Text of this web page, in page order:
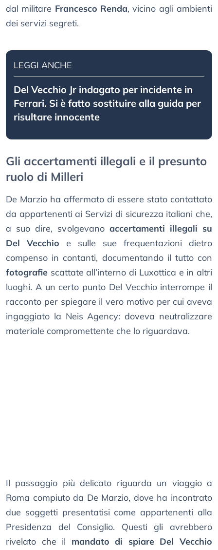
dal militare Francesco Renda, vicino agli ambienti
dei servizi segreti.
LEGGI ANCHE
Del Vecchio Jr indagato per incidente in
Ferrari. Si è fatto sostituire alla guida per
risultare innocente
Gli accertamenti illegali e il presunto
ruolo di Milleri
De Marzio ha affermato di essere stato contattato
da appartenenti ai Servizi di sicurezza italiani che,
a suo dire, svolgevano accertamenti illegali su
Del Vecchio e sulle sue frequentazioni dietro
compenso in contanti, documentando il tutto con
fotografie scattate all’interno di Luxottica e in altri
luoghi. A un certo punto Del Vecchio interrompe il
racconto per spiegare il vero motivo per cui aveva
ingaggiato la Neis Agency: doveva neutralizzare
materiale compromettente che lo riguardava.
Il passaggio più delicato riguarda un viaggio a
Roma compiuto da De Marzio, dove ha incontrato
due soggetti presentatisi come appartenenti alla
Presidenza del Consiglio. Questi gli avrebbero
rivelato che il mandato di spiare Del Vecchio